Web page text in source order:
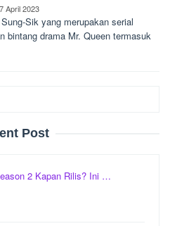
April 2023
Sik yang merupakan serial
bintang drama Mr. Queen termasuk
Post
2 Kapan Rilis? Ini …